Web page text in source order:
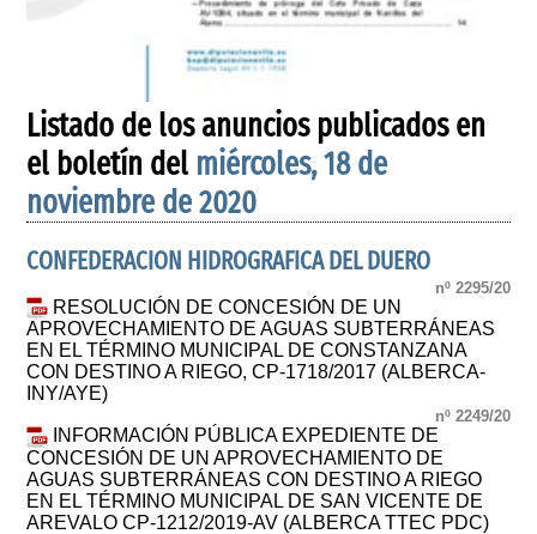
Listado de los anuncios publicados en
el boletín del miércoles, 18 de
noviembre de 2020
CONFEDERACION HIDROGRAFICA DEL DUERO
nº 2295/20
RESOLUCIÓN DE CONCESIÓN DE UN
APROVECHAMIENTO DE AGUAS SUBTERRÁNEAS
EN EL TÉRMINO MUNICIPAL DE CONSTANZANA
CON DESTINO A RIEGO, CP-1718/2017 (ALBERCA-
INY/AYE)
nº 2249/20
INFORMACIÓN PÚBLICA EXPEDIENTE DE
CONCESIÓN DE UN APROVECHAMIENTO DE
AGUAS SUBTERRÁNEAS CON DESTINO A RIEGO
EN EL TÉRMINO MUNICIPAL DE SAN VICENTE DE
AREVALO CP-1212/2019-AV (ALBERCA TTEC PDC)